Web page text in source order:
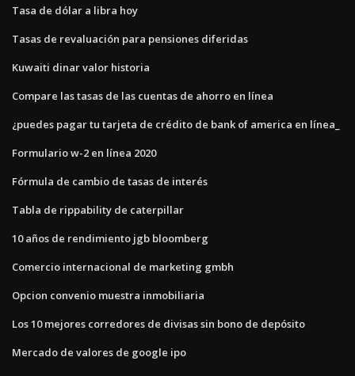
Tasa de dólar a libra hoy
Tasas de revaluación para pensiones diferidas
Kuwaiti dinar valor historia
Compare las tasas de las cuentas de ahorro en línea
¿puedes pagar tu tarjeta de crédito de bank of america en línea_
Formulario w-2 en línea 2020
Fórmula de cambio de tasas de interés
Tabla de rippability de caterpillar
10 años de rendimiento jgb bloomberg
Comercio internacional de marketing gmbh
Opcion convenio muestra inmobiliaria
Los 10 mejores corredores de divisas sin bono de depósito
Mercado de valores de google ipo